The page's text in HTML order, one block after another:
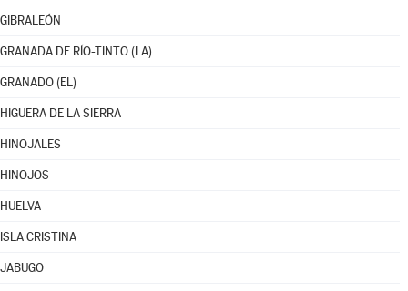
GIBRALEÓN
GRANADA DE RÍO-TINTO (LA)
GRANADO (EL)
HIGUERA DE LA SIERRA
HINOJALES
HINOJOS
HUELVA
ISLA CRISTINA
JABUGO